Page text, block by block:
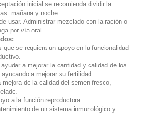
inicial se recomienda dividir la
mañana y noche.
usar. Administrar mezclado con la ración o
por vía oral.
que se requiera un apoyo en la funcionalidad
a mejorar la cantidad y calidad de los
a mejorar su fertilidad.
mejora de la calidad del semen fresco,
a la función reproductora.
de un sistema inmunológico y